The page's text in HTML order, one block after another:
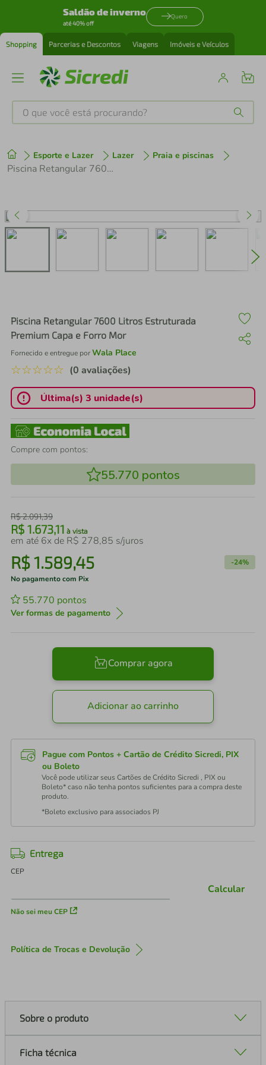
Saldão de inverno
até 40% off
Quero
Shopping Parcerias e Descontos Viagens Imóveis e Veículos
O que você está procurando?
Esporte e Lazer Lazer Praia e piscinas
Piscina Retangular 7600 Litros Estruturada Premium Capa e Forro Mor
Piscina Retangular 7600 Litros Estruturada
Premium Capa e Forro Mor
Fornecido e entregue porWala Place
☆☆☆☆☆ (0 avaliações)
Última(s) 3 unidade(s)
Compre com pontos:
55.770 pontos
R$2.091,39
R$ 1.673,11 à vista
em até 6x de R$ 278,85 s/juros
R$1.589,45 -24%
No pagamento com Pix
55.770 pontos
Ver formas de pagamento
Comprar agora
Adicionar ao carrinho
Pague com Pontos + Cartão de Crédito Sicredi, PIX
ou Boleto
Você pode utilizar seus Cartões de Crédito Sicredi , PIX ou
Boleto* caso não tenha pontos suficientes para a compra deste
produto.
*Boleto exclusivo para associados PJ
Entrega
CEP
Não sei meu CEP
Calcular
Política de Trocas e Devolução
Sobre o produto
Ficha técnica
1º tenis
perfume